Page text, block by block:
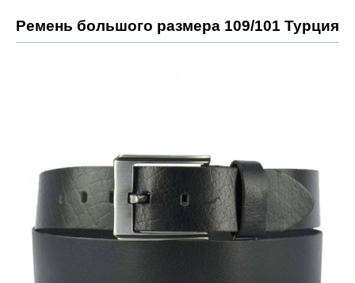
Ремень большого размера 109/101 Турция